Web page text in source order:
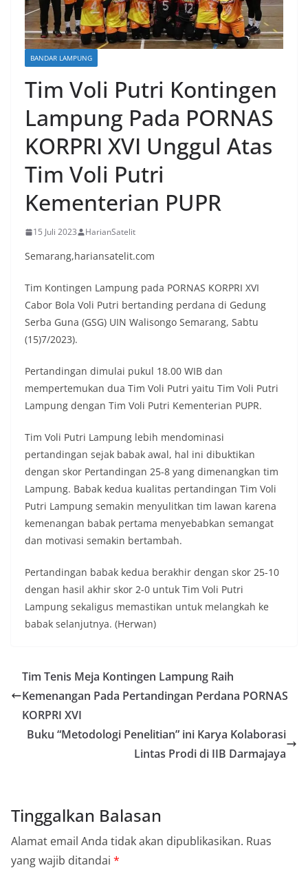
BANDAR LAMPUNG
Tim Voli Putri Kontingen
Lampung Pada PORNAS
KORPRI XVI Unggul Atas
Tim Voli Putri
Kementerian PUPR
15 Juli 2023 HarianSatelit
Semarang,hariansatelit.com
Tim Kontingen Lampung pada PORNAS KORPRI XVI
Cabor Bola Voli Putri bertanding perdana di Gedung
Serba Guna (GSG) UIN Walisongo Semarang, Sabtu
(15)7/2023).
Pertandingan dimulai pukul 18.00 WIB dan
mempertemukan dua Tim Voli Putri yaitu Tim Voli Putri
Lampung dengan Tim Voli Putri Kementerian PUPR.
Tim Voli Putri Lampung lebih mendominasi
pertandingan sejak babak awal, hal ini dibuktikan
dengan skor Pertandingan 25-8 yang dimenangkan tim
Lampung. Babak kedua kualitas pertandingan Tim Voli
Putri Lampung semakin menyulitkan tim lawan karena
kemenangan babak pertama menyebabkan semangat
dan motivasi semakin bertambah.
Pertandingan babak kedua berakhir dengan skor 25-10
dengan hasil akhir skor 2-0 untuk Tim Voli Putri
Lampung sekaligus memastikan untuk melangkah ke
babak selanjutnya. (Herwan)
Tim Tenis Meja Kontingen Lampung Raih
Kemenangan Pada Pertandingan Perdana PORNAS
KORPRI XVI
Buku “Metodologi Penelitian” ini Karya Kolaborasi
Lintas Prodi di IIB Darmajaya
Tinggalkan Balasan
Alamat email Anda tidak akan dipublikasikan. Ruas
yang wajib ditandai *